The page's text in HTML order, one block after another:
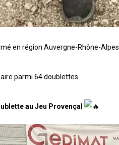
en région Auvergne-Rhône-Alpes
parmi 64 doublettes
au Jeu Provençal